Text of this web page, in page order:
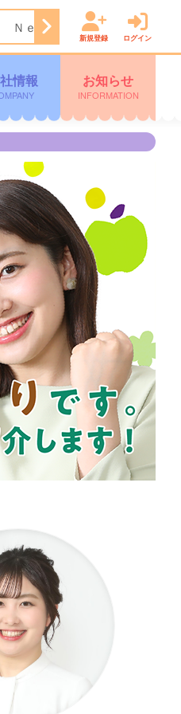
Ｎｅｗｓ イット！ 18:00
新規登録 ログイン
情報 お知らせ
INFORMATION